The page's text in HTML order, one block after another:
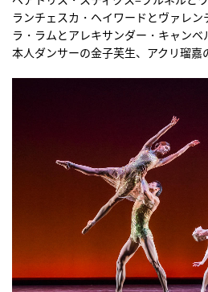
ランチェスカ・ヘイワードとヴァレ
ラ・ラムとアレキサンダー・キャン
本人ダンサーの金子芙生、アクリ瑠嘉